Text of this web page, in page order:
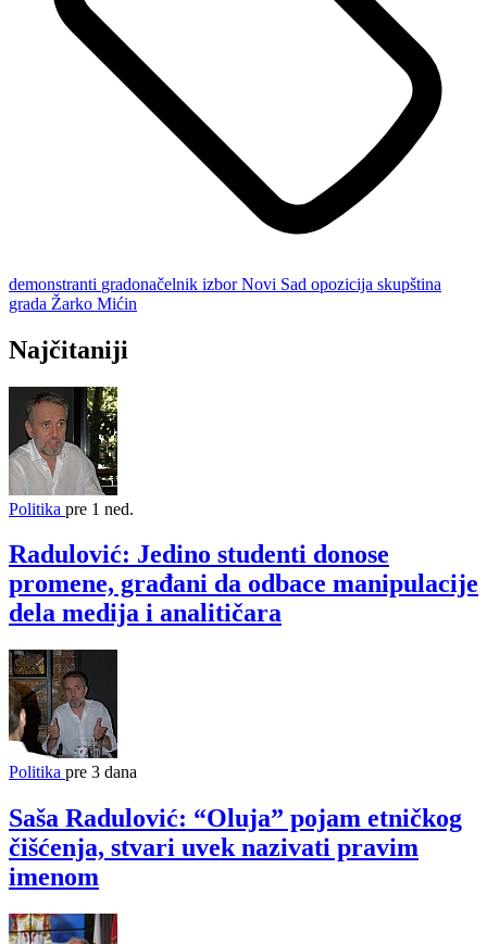
demonstranti gradonačelnik izbor Novi Sad opozicija skupština
grada Žarko Mićin
Najčitaniji
Politika pre 1 ned.
Radulović: Jedino studenti donose
promene, građani da odbace manipulacije
dela medija i analitičara
Politika pre 3 dana
Saša Radulović: “Oluja” pojam etničkog
čišćenja, stvari uvek nazivati pravim
imenom